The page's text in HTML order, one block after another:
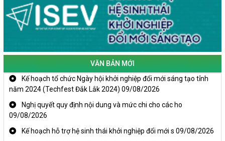
VĂN BẢN MỚI
Kế hoạch tổ chức Ngày hội khởi nghiệp đổi mới sáng tạo tỉnh
năm 2024 (Techfest Đắk Lắk 2024) 09/08/2026
Nghị quyết quy định nội dung và mức chi cho các ho
09/08/2026
Kế hoạch hỗ trợ hệ sinh thái khởi nghiệp đổi mới s 09/08/2026